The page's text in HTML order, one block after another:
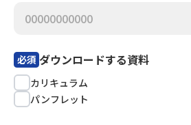
必須 ダウンロードする資料
カリキュラム
パンフレット